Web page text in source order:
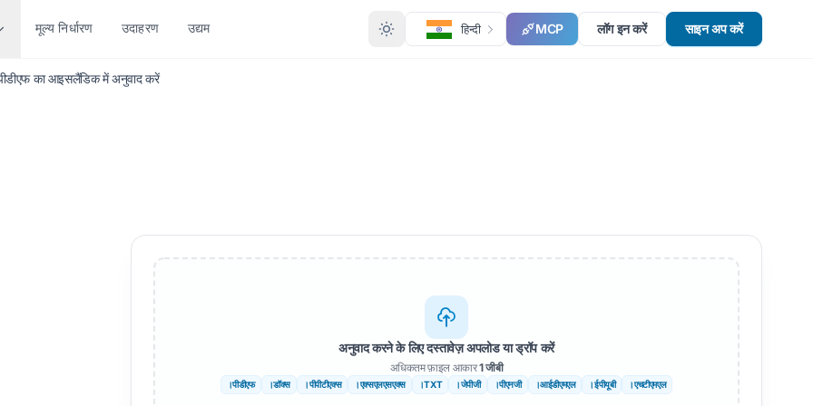
पीडीएफ में इनडिजाइन करें
जेपीईजी से पीडीएफ
यहूदी
अम्हारिक्
मूल्य निर्धारण उदाहरण उद्यम हिन्दी MCP लॉग इन करें साइन अप करें
का आइसलैंडिक में अनुवाद करें
अनुवाद करने के लिए दस्तावेज़ अपलोड या ड्रॉप करें
अधिकतम फ़ाइल आकार1 जीबी
।पीडीएफ ।डॉक्स ।पीपीटीएक्स ।एक्सएलएसएक्स ।TXT ।जेपीजी ।पीएनजी ।आईडीएमएल ।ईपीयूबी ।एचटीएमएल